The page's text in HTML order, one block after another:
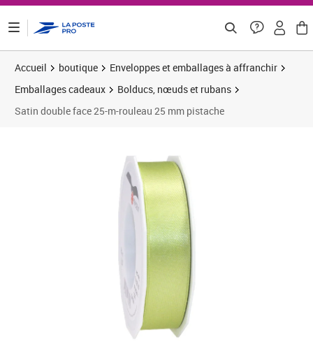
Accueil boutique
Enveloppes et emballages à affranchir
Emballages cadeaux
Bolducs, nœuds et rubans
Satin double face 25-m-rouleau 25 mm pistache